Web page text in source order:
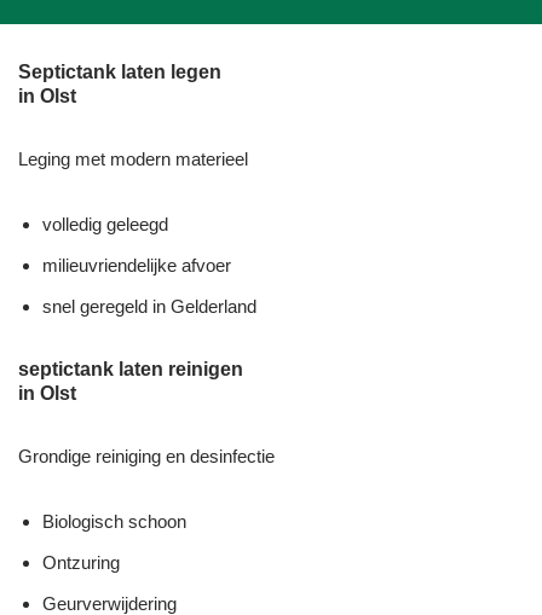
Septictank laten legen
in Olst
Leging met modern materieel
volledig geleegd
milieuvriendelijke afvoer
snel geregeld in Gelderland
septictank laten reinigen
in Olst
Grondige reiniging en desinfectie
Biologisch schoon
Ontzuring
Geurverwijdering